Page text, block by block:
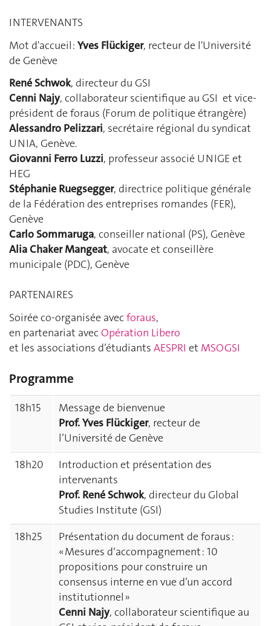
INTERVENANTS
Mot d'accueil: Yves Flückiger, recteur de l'Université
de Genève
René Schwok, directeur du GSI
Cenni Najy, collaborateur scientifique au GSI et vice-
président de foraus (Forum de politique étrangère)
Alessandro Pelizzari, secrétaire régional du syndicat
UNIA, Genève.
Giovanni Ferro Luzzi, professeur associé UNIGE et
HEG
Stéphanie Ruegsegger, directrice politique générale
de la Fédération des entreprises romandes (FER),
Genève
Carlo Sommaruga, conseiller national (PS), Genève
Alia Chaker Mangeat, avocate et conseillère
municipale (PDC), Genève
PARTENAIRES
Soirée co-organisée avecforaus,
en partenariat avec Opération Libero
et les associations d’étudiants AESPRI et MSOGSI
Programme
18h15
Message de bienvenue
Prof. Yves Flückiger, recteur de
l’Université de Genève
18h20
Introduction et présentation des
intervenants
Prof. René Schwok, directeur du Global
Studies Institute (GSI)
18h25
Présentation du document de foraus :
« Mesures d‘accompagnement : 10
propositions pour construire un
consensus interne en vue d’un accord
institutionnel »
Cenni Najy, collaborateur scientifique au